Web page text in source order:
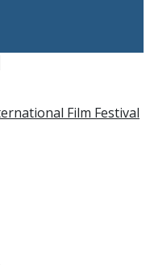
Film Festival